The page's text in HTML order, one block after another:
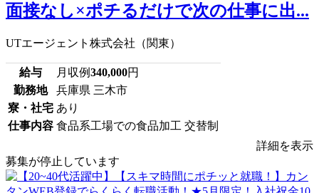
面接なし×ポチるだけで次の仕事に出...
UTエージェント株式会社（関東）
給与 月収例340,000円
勤務地
兵庫県 三木市
寮・社宅 あり
仕事内容 食品系工場での食品加工 交替制
詳細を表示
募集が停止しています